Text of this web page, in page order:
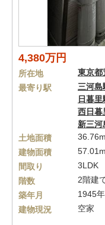
4,380万円
所在地 東京都
最寄り駅
三河島
日暮里
西日暮
新三河
土地面積
建物面積
間取り
3LDK
階数
2階建
築年月
1945
建物現況
空家